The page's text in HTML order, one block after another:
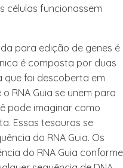
células funcionassem
para edição de genes é
é composta por duas
que foi descoberta em
RNA Guia se unem para
pode imaginar como
Essas tesouras se
do RNA Guia. Os
do RNA Guia conforme